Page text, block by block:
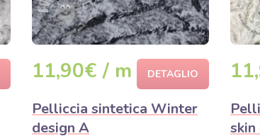
11,90€ / m DETAGLIO
Pelliccia sintetica Winter
design A